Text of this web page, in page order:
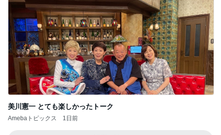
美川憲一 とても楽しかったトーク
Amebaトピックス 1日前